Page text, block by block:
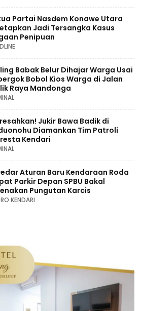
Partai Nasdem Konawe Utara
Jadi Tersangka Kasus
Penipuan
Babak Belur Dihajar Warga Usai
Bobol Kios Warga di Jalan
Raya Mandonga
Jukir Bawa Badik di
Diamankan Tim Patroli
Kendari
Aturan Baru Kendaraan Roda
Parkir Depan SPBU Bakal
Pungutan Karcis
KENDARI